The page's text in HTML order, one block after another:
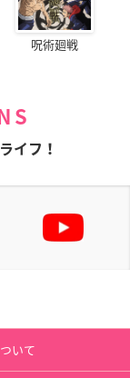
呪術廻戦
イフ！
いて